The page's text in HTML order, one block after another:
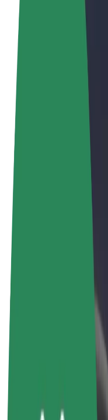
Liefere Essen und
Füge ein Restaurant
Erreiche mehr
Füge deine Flotte
Bolt Produkte und